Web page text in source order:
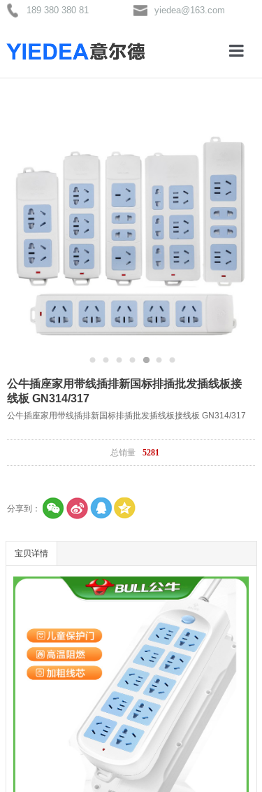
联
189 380 380 81 yiedea@163.com
公牛插座家用带线插排新国标排插批发插线板接
线板 GN314/317
公牛插座家用带线插排新国标排插批发插线板接线板 GN314/317
总销量 5281
分享到：
宝贝详情